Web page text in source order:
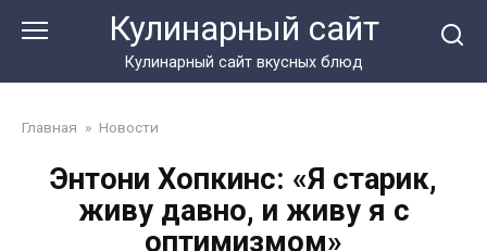
Кулинарный сайт
Кулинарный сайт вкусных блюд
Главная » Новости
Энтони Хопкинс: «Я старик,
живу давно, и живу я с
оптимизмом»